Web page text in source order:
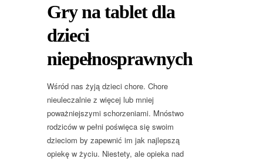
Gry na tablet dla
dzieci
niepełnosprawnych
Wśród nas żyją dzieci chore. Chore
nieuleczalnie z więcej lub mniej
poważniejszymi schorzeniami. Mnóstwo
rodziców w pełni poświęca się swoim
dzieciom by zapewnić im jak najlepszą
opiekę w życiu. Niestety, ale opieka nad